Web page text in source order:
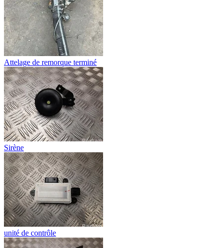
Attelage de remorque terminé
Sirène
unité de contrôle